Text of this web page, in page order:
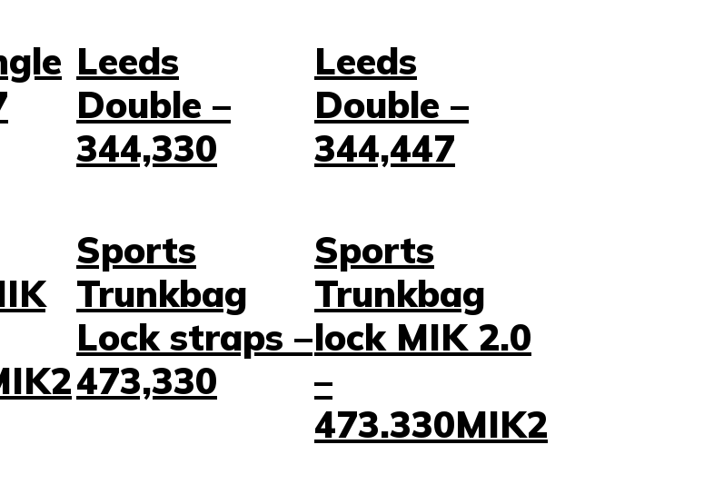
Leeds
Double –
344,330
Leeds
Double –
344,447
Sports
Trunkbag
Lock straps –
473,330
Sports
Trunkbag
lock MIK 2.0
–
473.330MIK2